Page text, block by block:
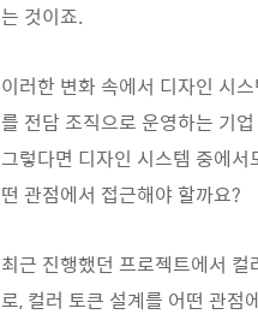
는 것이죠.
이러한 변화 속에서 디자인 시
를 전담 조직으로 운영하는 기
그렇다면 디자인 시스템 중에
떤 관점에서 접근해야 할까요?
최근 진행했던 프로젝트에서
로, 컬러 토큰 설계를 어떤 관점